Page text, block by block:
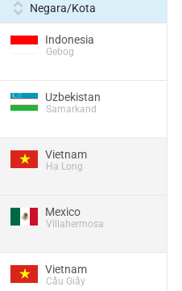
Negara/Kota
Indonesia
Gebog
Uzbekistan
Samarkand
Vietnam
Ha Long
Mexico
Villahermosa
Vietnam
Cầu Giấy